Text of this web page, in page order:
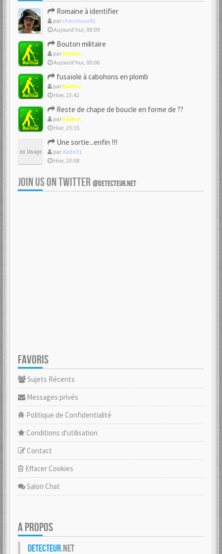
Romaine à identifier
par chercheur81
Aujourd’hui, 00:09
Bouton militaire
parBaillius
Aujourd’hui, 00:06
fusaïole à cabohons en plomb
parBaillius
Hier, 23:42
Reste de chape de boucle en forme de ??
parBaillius
Hier, 23:15
Une sortie...enfin !!!
par dado31
Hier, 23:08
JOIN US ON TWITTER @DETECTEUR.NET
FAVORIS
Sujets Récents
Messages privés
Politique de Confidentialité
Conditions d'utilisation
Contact
Effacer Cookies
Salon Chat
A PROPOS
Detecteur.net